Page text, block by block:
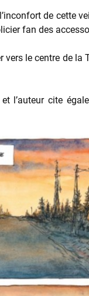
de cette
fan des
le centre de
cite